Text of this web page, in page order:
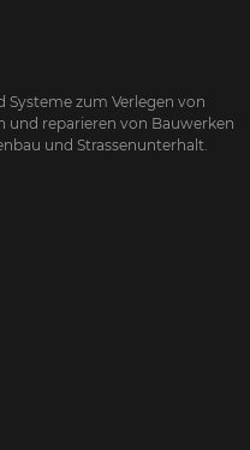
zum Verlegen von
und reparieren von Bauwerken
und Strassenunterhalt.